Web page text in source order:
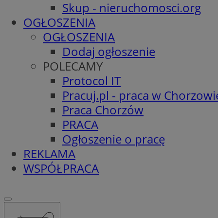
Skup - nieruchomosci.org
OGŁOSZENIA
OGŁOSZENIA
Dodaj ogłoszenie
POLECAMY
Protocol IT
Pracuj.pl - praca w
Praca Chorzów
PRACA
Ogłoszenie o pracę
REKLAMA
WSPÓŁPRACA